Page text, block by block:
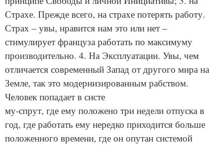
Страхе. Прежде всего, на страхе потерять работу.
Страх – увы, нравится нам это или нет –
стимулирует француза работать по максимуму
производительно. 4. На Эксплуатации. Увы, чем
отличается современный Запад от другого мира на
Земле, так это модернизированным рабством.
Человек попадает в систе
му-спрут, где ему положено три недели отпуска в
год, где работать ему нередко приходится больше
положенного времени, где он опутан системой